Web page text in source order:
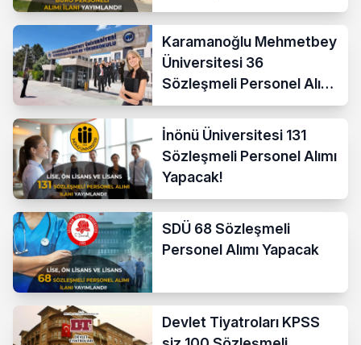
Karamanoğlu Mehmetbey
Üniversitesi 36
Sözleşmeli Personel Alımı
Yapacak
İnönü Üniversitesi 131
Sözleşmeli Personel Alımı
Yapacak!
SDÜ 68 Sözleşmeli
Personel Alımı Yapacak
Devlet Tiyatroları KPSS